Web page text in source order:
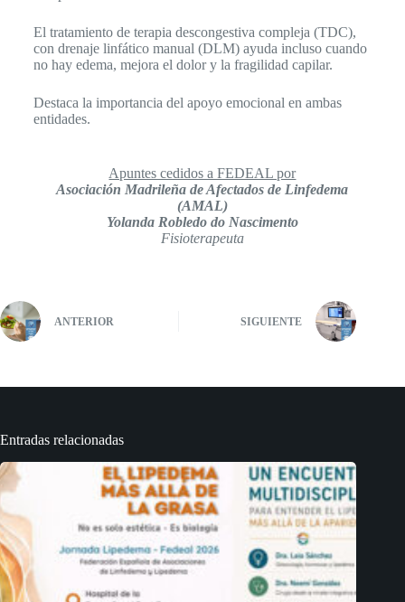
El tratamiento de terapia descongestiva compleja (TDC),
con drenaje linfático manual (DLM) ayuda incluso cuando
no hay edema, mejora el dolor y la fragilidad capilar.
Destaca la importancia del apoyo emocional en ambas
entidades.
Apuntes cedidos a FEDEAL por
Asociación Madrileña de Afectados de Linfedema
(AMAL)
Yolanda Robledo do Nascimento
Fisioterapeuta
ANTERIOR SIGUIENTE
Entradas relacionadas